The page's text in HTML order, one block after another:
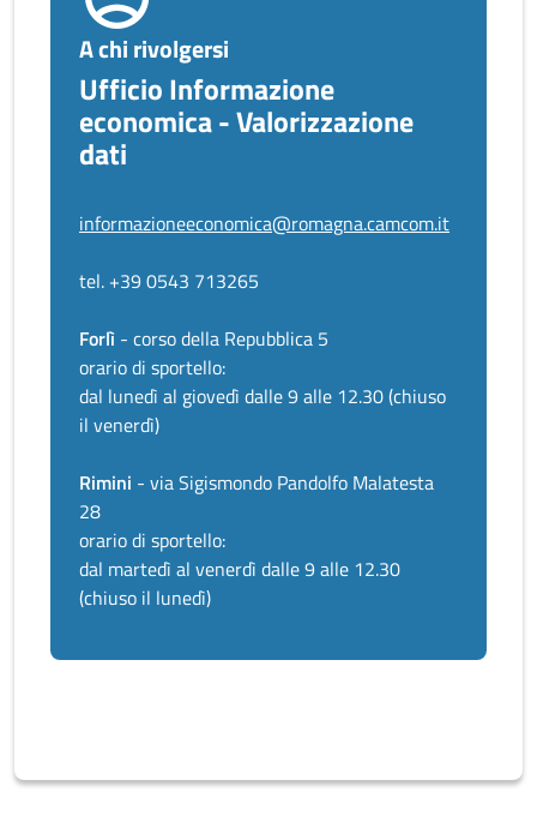
A chi rivolgersi
Ufficio Informazione
economica - Valorizzazione
dati
informazioneeconomica@romagna.camcom.it
tel. +39 0543 713265
Forlì - corso della Repubblica 5
orario di sportello:
dal lunedì al giovedì dalle 9 alle 12.30 (chiuso
il venerdì)
Rimini - via Sigismondo Pandolfo Malatesta
28
orario di sportello:
dal martedì al venerdì dalle 9 alle 12.30
(chiuso il lunedì)